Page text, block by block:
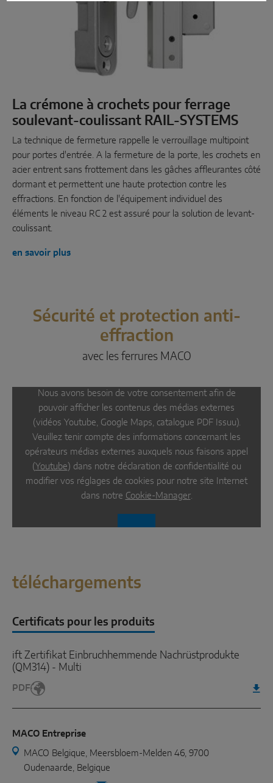
La crémone à crochets pour ferrage
soulevant-coulissant RAIL-SYSTEMS
La technique de fermeture rappelle le verrouillage multipoint
pour portes d'entrée. A la fermeture de la porte, les crochets en
acier entrent sans frottement dans les gâches affleurantes côté
dormant et permettent une haute protection contre les
effractions. En fonction de l'équipement individuel des
éléments le niveau RC 2 est assuré pour la solution de levant-
coulissant.
en savoir plus
Sécurité et protection anti-
effraction
avec les ferrures MACO
Nous avons besoin de votre consentement afin de
pouvoir afficher les contenus des médias externes
(vidéos Youtube, Google Maps, catalogue PDF Issuu).
Veuillez tenir compte des informations concernant les
opérateurs médias externes auxquels nous faisons appel
( Youtube ) dans notre déclaration de confidentialité ou
modifier vos réglages de cookies pour notre site Internet
dans notre Cookie-Manager.
téléchargements
Certificats pour les produits
ift Zertifikat Einbruchhemmende Nachrüstprodukte
(QM314) - Multi
PDF
MACO Entreprise
MACO Belgique, Meersbloem-Melden 46, 9700
Oudenaarde, Belgique